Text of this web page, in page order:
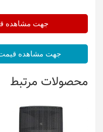
جهت مشاهده
جهت مشاهده
محصولات مرتبط